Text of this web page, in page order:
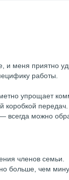
меня приятно
работы.
упрощает
коробкой передач.
всегда можно
членов семьи.
больше, чем